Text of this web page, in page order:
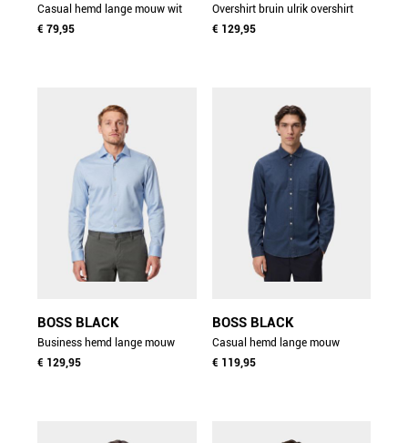
Casual hemd lange mouw wit
nos.twill.001/004
€ 79,95
Overshirt bruin ulrik overshirt
303776-nos/275
€ 129,95
BOSS BLACK
Business hemd lange mouw
blauw p-hank-k-261 10280672
€ 129,95
BOSS BLACK
Casual hemd lange mouw
blauw h-rob-sp-p-263
€ 119,95